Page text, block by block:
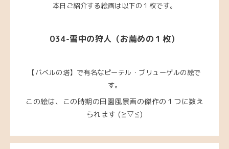
本日ご紹介する絵画は以下の１枚です。
034-雪中の狩人（お薦めの１枚）
【バベルの塔】で有名なピーテル・ブリューゲルの絵で
す。
この絵は、この時期の田園風景画の傑作の１つに数え
られます (≧▽≦)